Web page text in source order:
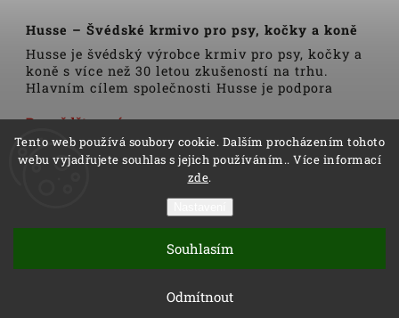
Tento web používá soubory cookie. Dalším procházením tohoto
webu vyjadřujete souhlas s jejich používáním.. Více informací
zde.
Odmítnout
Souhlasím
Husse – Švédské krmivo pro psy, kočky a koně
Husse je švédský výrobce krmiv pro psy, kočky a
koně s více než 30 letou zkušeností na trhu.
Hlavním cílem společnosti Husse je podpora
Veškerá krmiva, pamlsky a doplňky Husse jsou
vyrobeny pouze z nejkvalitnějších a pečlivě
vybraných surovin. Všechny produkty se vyrábí
podle tradičních skandinávských receptur a
výrobní linky podléhají trvalé veterinární
Distributoři společnosti Husse jsou důkladně
psa, kočku nebo koně.
Dozvědět se více
Vytvořil Shoptet
Copyright 2026Husse. Všechna práva vyhrazena.